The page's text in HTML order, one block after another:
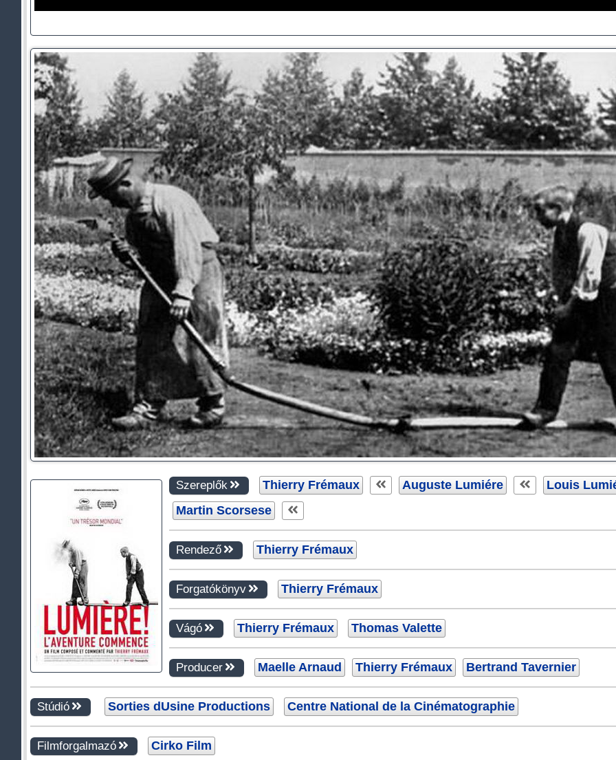
Szereplők Thierry Frémaux Auguste Lumiére
Louis
Martin Scorsese
Rendező Thierry Frémaux
Forgatókönyv Thierry Frémaux
Vágó Thierry Frémaux Thomas Valette
Producer Maelle Arnaud Thierry Frémaux Bertrand Tavernier
Stúdió Sorties dUsine Productions Centre National de la Cinématographie
Filmforgalmazó Cirko Film